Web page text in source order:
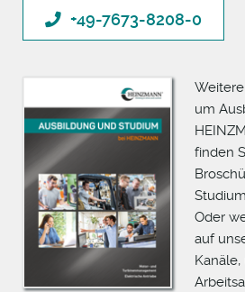
+49-7673-8208-0
um
finden
Oder
auf